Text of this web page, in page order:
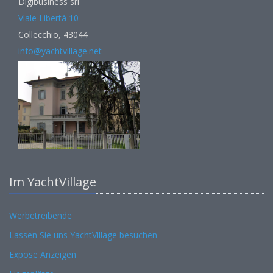
Viale Libertà 10
Collecchio, 43044
info@yachtvillage.net
Im YachtVillage
Werbetreibende
Lassen Sie uns YachtVillage besuchen
Expose Anzeigen